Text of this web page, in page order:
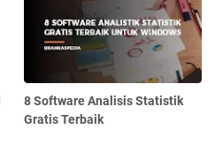
8 Software Analisis Statistik
Gratis Terbaik